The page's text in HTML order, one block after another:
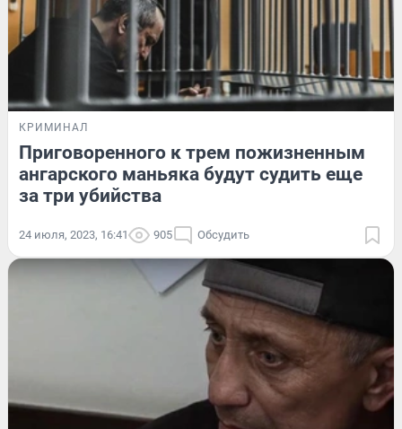
КРИМИНАЛ
Приговоренного к трем пожизненным
ангарского маньяка будут судить еще
за три убийства
24 июля, 2023, 16:41 905 Обсудить